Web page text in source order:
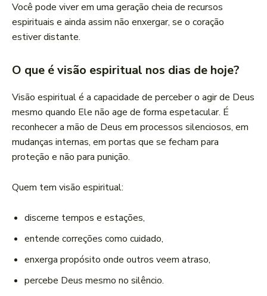
Você pode viver em uma geração cheia de recursos
espirituais e ainda assim não enxergar, se o coração
estiver distante.
O que é visão espiritual nos dias de hoje?
Visão espiritual é a capacidade de perceber o agir de Deus
mesmo quando Ele não age de forma espetacular. É
reconhecer a mão de Deus em processos silenciosos, em
mudanças internas, em portas que se fecham para
proteção e não para punição.
Quem tem visão espiritual:
discerne tempos e estações,
entende correções como cuidado,
enxerga propósito onde outros veem atraso,
percebe Deus mesmo no silêncio.